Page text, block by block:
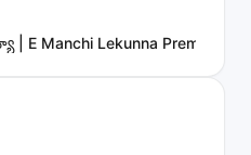
Manchi Lekunna